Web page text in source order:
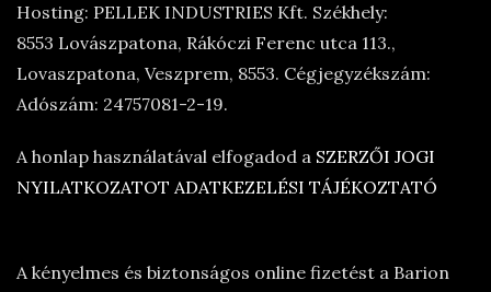
Hosting: PELLEK INDUSTRIES Kft. Székhely:
8553 Lovászpatona, Rákóczi Ferenc utca 113.,
Lovaszpatona, Veszprem, 8553. Cégjegyzékszám:
Adószám: 24757081-2-19.
A honlap használatával elfogadod a SZERZŐI JOGI
NYILATKOZATOT ADATKEZELÉSI TÁJÉKOZTATÓ
A kényelmes és biztonságos online fizetést a Barion